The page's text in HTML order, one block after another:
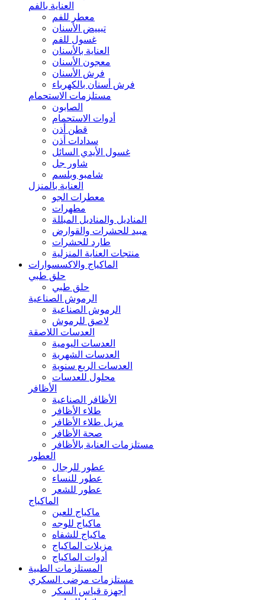
العناية بالفم
معطر للفم
تبييض الأسنان
غسول للفم
العناية بالأسنان
معجون الأسنان
فرش الأسنان
فرش أسنان بالكهرباء
مستلزمات الاستحمام
الصابون
أدوات الاستحمام
قطن أذن
سدادات أذن
غسول الأيدي السائل
شاور جل
شامبو وبلسم
العناية بالمنزل
معطرات الجو
مطهرات
المناديل والمناديل المبللة
مبيد للحشرات والقوارض
طارد للحشرات
منتجات العناية المنزلية
الماكياج والاكسسوارات
حلق طبي
حلق طبي
الرموش الصناعية
الرموش الصناعية
لاصق للرموش
العدسات اللاصقة
العدسات اليومية
العدسات الشهرية
العدسات الربع سنوية
محلول للعدسات
الأظافر
الأظافر الصناعية
طلاء الأظافر
مزيل طلاء الأظافر
صحة الأظافر
مستلزمات العناية بالأظافر
العطور
عطور للرجال
عطور للنساء
عطور للشعر
الماكياج
ماكياج للعين
ماكياج للوجه
ماكياج للشفاه
مزيلات الماكياج
أدوات الماكياج
المستلزمات الطبية
مستلزمات مرضى السكري
أجهزة قياس السكر